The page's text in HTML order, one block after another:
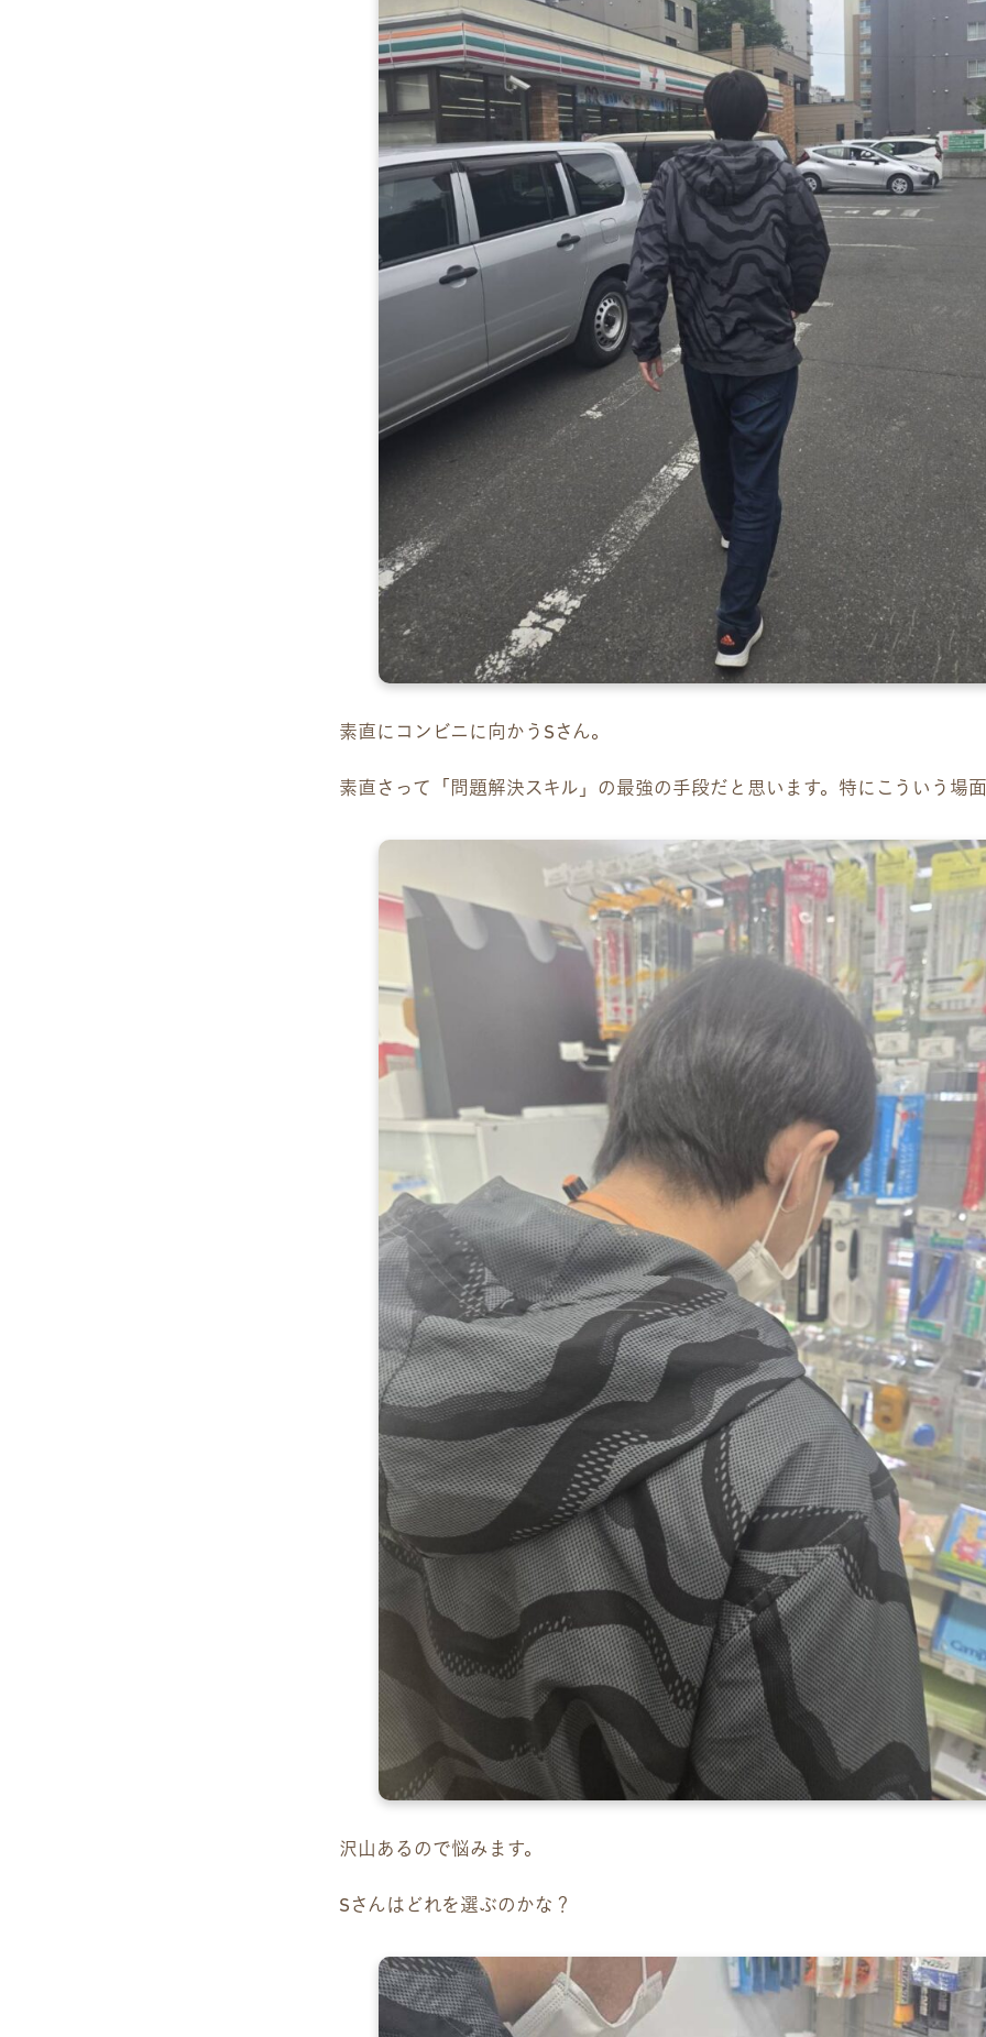
素直にコンビニに向かうSさん。
素直さって「問題解決スキル」の最強の手段だと思います。特にこういう場
沢山あるので悩みます。
Sさんはどれを選ぶのかな？